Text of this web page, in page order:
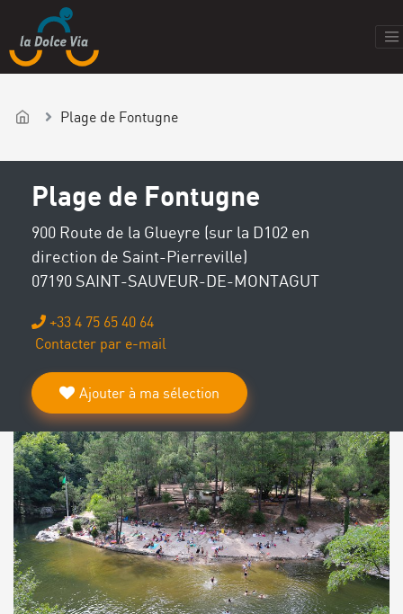
Plage de Fontugne
Plage de Fontugne
900 Route de la Glueyre (sur la D102 en
direction de Saint-Pierreville)
07190 SAINT-SAUVEUR-DE-MONTAGUT
+33 4 75 65 40 64
Contacter par e-mail
Ajouter à ma sélection